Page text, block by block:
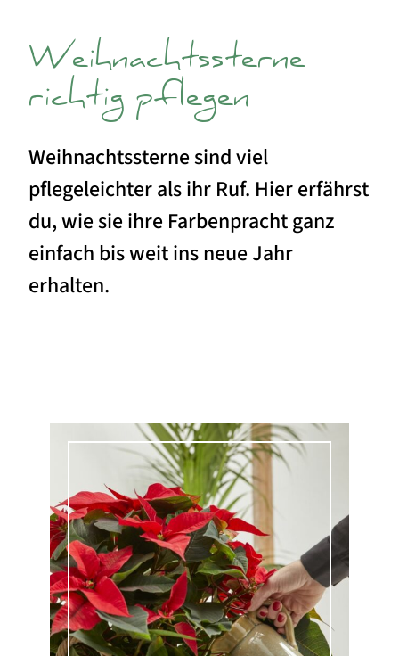
Weihnachtssterne
richtig pflegen
Weihnachtssterne sind viel
pflegeleichter als ihr Ruf. Hier erfährst
du, wie sie ihre Farbenpracht ganz
einfach bis weit ins neue Jahr
erhalten.